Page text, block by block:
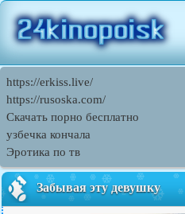
https://erkiss.live/
https://rusoska.com/
Скачать порно бесплатно
узбечка кончала
Эротика по тв
Забывая эту девушку